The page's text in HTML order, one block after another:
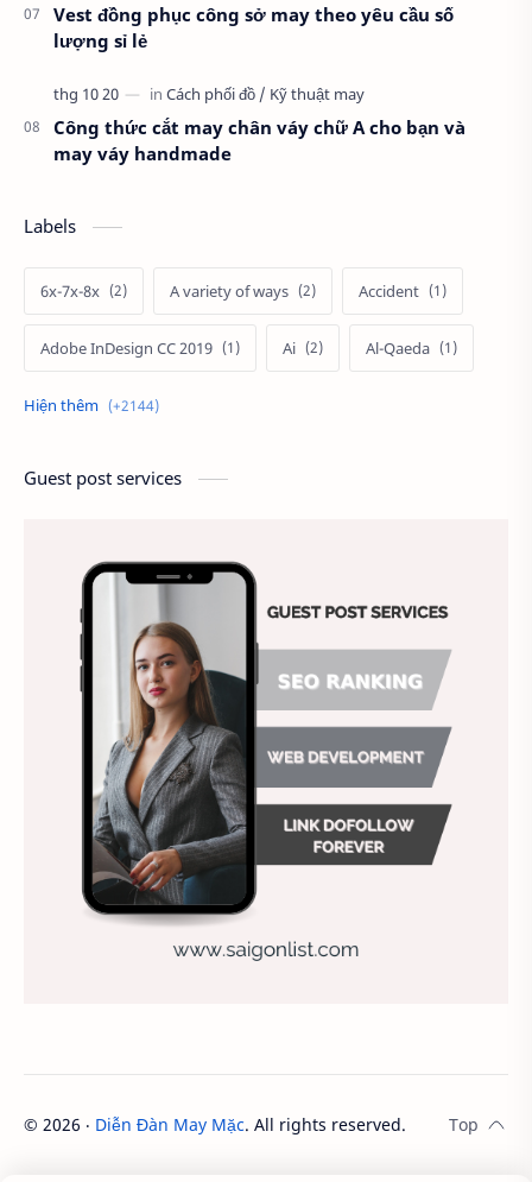
Vest đồng phục công sở may theo yêu cầu số
lượng sỉ lẻ
Công thức cắt may chân váy chữ A cho bạn và
may váy handmade
Labels
6x-7x-8x A variety of ways Accident
Adobe InDesign CC 2019 Ai Al-Qaeda
Alien Alternative
Ảnh nền chuẩn HD Ảnh nền đẹp
Ảnh nền sinh nhật
Animal Ankle boots Antarctic
Antibodies against Covid-19 Antiquarian
Antiviral antibodies Áo bà ba
Áo bà ba hiện đại Áo bà bầu Áo bác sĩ
Áo bếp trưởng áo công nhân
Guest post services
© 2026 ‧ Diễn Đàn May Mặc. All rights reserved.